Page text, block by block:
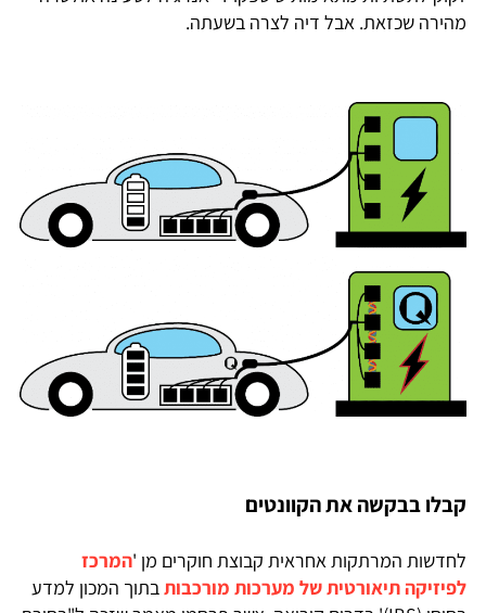
מהירה שכזאת. אבל דיה לצרה בשעתה.
קבלו בבקשה את הקוונטים
לחדשות המרתקות אחראית קבוצת חוקרים מן 'המרכז
לפיזיקה תיאורטית של מערכות מורכבותבתוך המכון למדע